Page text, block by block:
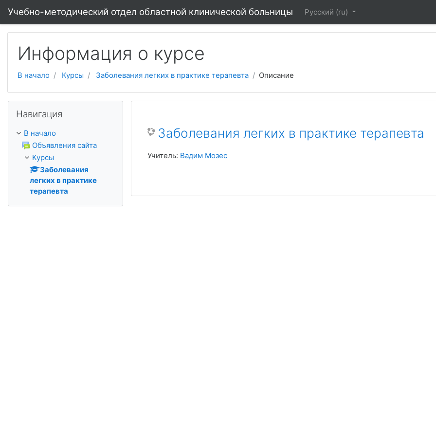
Учебно-методический отдел областной клинической больницы Русский ‎(ru)‎
Информация о курсе
В начало Курсы Заболевания легких в практике терапевта Описание
Заболевания легких в практике терапевта
Учитель: Вадим Мозес
Навигация
В начало
Объявления сайта
Курсы
Заболевания
легких в практике
терапевта